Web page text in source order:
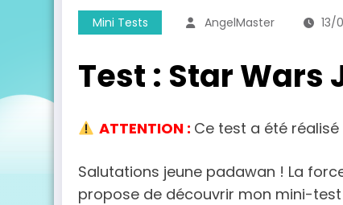
Mini Tests AngelMaster 13/
Test : Star Wars
ATTENTION : Ce test a été
Salutations jeune padawan ! La
propose de découvrir mon mini-